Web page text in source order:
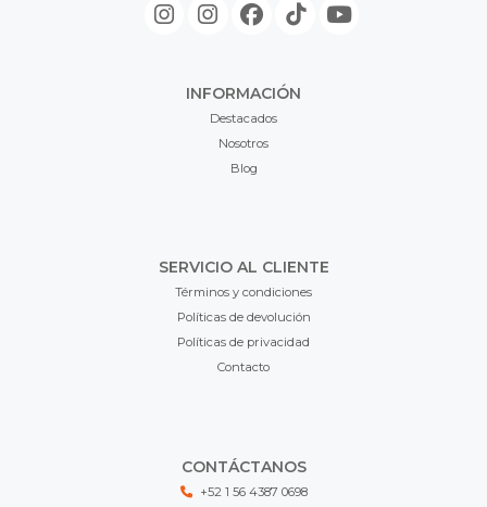
INFORMACIÓN
Destacados
Nosotros
Blog
SERVICIO AL CLIENTE
Términos y condiciones
Políticas de devolución
Políticas de privacidad
Contacto
CONTÁCTANOS
+52 1 56 4387 0698